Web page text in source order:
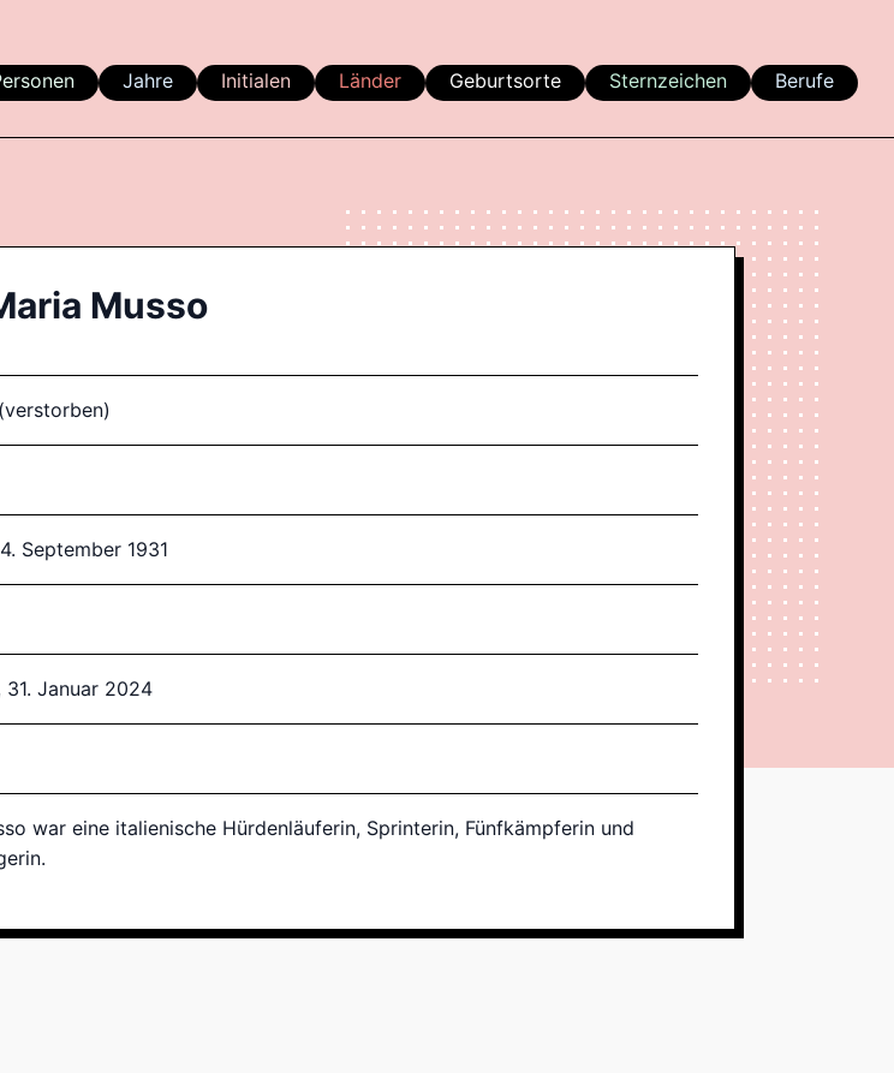
Jahre Initialen Länder Geburtsorte Sternzeichen Berufe
Musso
September 1931
Januar 2024
war eine italienische Hürdenläuferin, Sprinterin, Fünfkämpferin und